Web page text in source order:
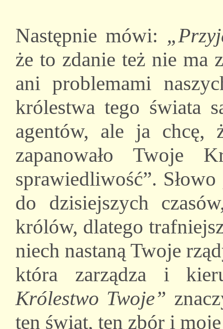
Następnie mówi:
że to zdanie też nie ma
ani problemami
królestwa tego świata
agentów, ale ja chcę,
zapanowało Twoje
sprawiedliwość”. Słowo
do dzisiejszych
królów, dlatego
niech nastaną Twoje
która zarządza i
Królestwo Twoje”
ten świat, ten zbór i